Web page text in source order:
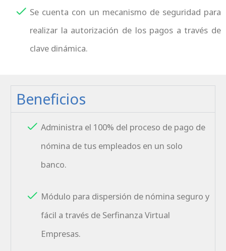
Se cuenta con un mecanismo de seguridad para
realizar la autorización de los pagos a través de
clave dinámica.
Beneficios
Administra el 100% del proceso de pago de
nómina de tus empleados en un solo
banco.
Módulo para dispersión de nómina seguro y
fácil a través de Serfinanza Virtual
Empresas.